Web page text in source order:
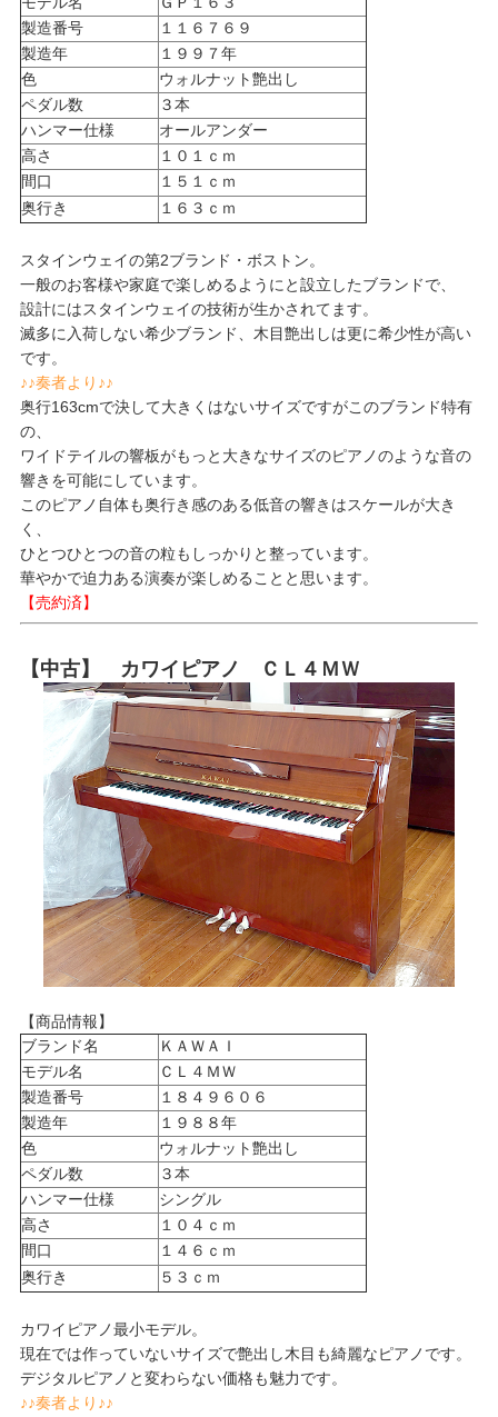
製造番号
１１６７６９
製造年
１９９７年
色
ウォルナット艶出し
ペダル数
３本
ハンマー仕様
オールアンダー
高さ
１０１ｃｍ
間口
１５１ｃｍ
奥行き
１６３ｃｍ
スタインウェイの第2ブランド・ボストン。
一般のお客様や家庭で楽しめるようにと設立したブランドで、
設計にはスタインウェイの技術が生かされてます。
滅多に入荷しない希少ブランド、木目艶出しは更に希少性が高い
です。
♪♪奏者より♪♪
奥行163cmで決して大きくはないサイズですがこのブランド特有
の、
ワイドテイルの響板がもっと大きなサイズのピアノのような音の
響きを可能にしています。
このピアノ自体も奥行き感のある低音の響きはスケールが大き
く、
ひとつひとつの音の粒もしっかりと整っています。
華やかで迫力ある演奏が楽しめることと思います。
【売約済】
【中古】 カワイピアノ ＣＬ４ＭＷ
【商品情報】
ブランド名
ＫＡＷＡＩ
モデル名
ＣＬ４ＭＷ
製造番号
１８４９６０６
製造年
１９８８年
色
ウォルナット艶出し
ペダル数
３本
ハンマー仕様
シングル
高さ
１０４ｃｍ
間口
１４６ｃｍ
奥行き
５３ｃｍ
カワイピアノ最小モデル。
現在では作っていないサイズで艶出し木目も綺麗なピアノです。
デジタルピアノと変わらない価格も魅力です。
♪♪奏者より♪♪